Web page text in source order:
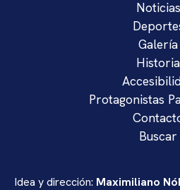
Noticias
Galería
Historia
Protagonistas
Buscar
Idea y dirección: Maximiliano